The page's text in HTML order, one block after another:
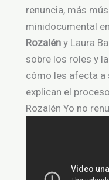
renuncia, más
minidocumental
Rozalén y Laura
sobre los roles y
cómo les afecta a
explican el
Rozalén Yo no